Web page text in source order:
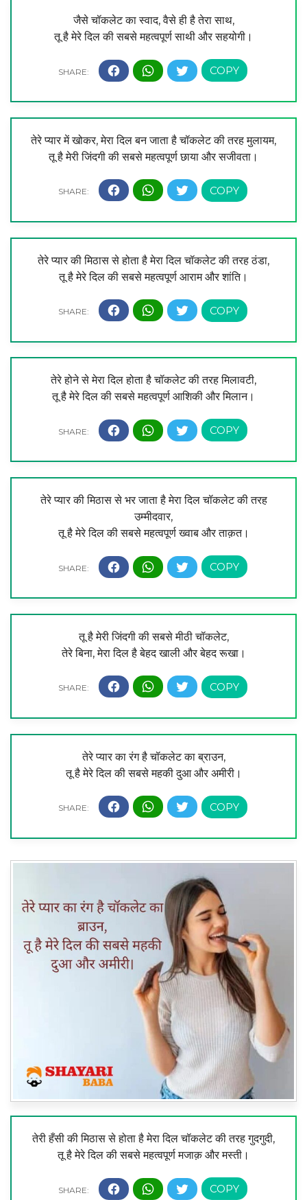
जैसे चॉकलेट का स्वाद, वैसे ही है तेरा साथ,
तू है मेरे दिल की सबसे महत्वपूर्ण साथी और सहयोगी।
तेरे प्यार में खोकर, मेरा दिल बन जाता है चॉकलेट की तरह मुलायम,
तू है मेरी जिंदगी की सबसे महत्वपूर्ण छाया और सजीवता।
तेरे प्यार की मिठास से होता है मेरा दिल चॉकलेट की तरह ठंडा,
तू है मेरे दिल की सबसे महत्वपूर्ण आराम और शांति।
तेरे होने से मेरा दिल होता है चॉकलेट की तरह मिलावटी,
तू है मेरे दिल की सबसे महत्वपूर्ण आशिकी और मिलान।
तेरे प्यार की मिठास से भर जाता है मेरा दिल चॉकलेट की तरह
उम्मीदवार,
तू है मेरे दिल की सबसे महत्वपूर्ण ख्वाब और ताक़त।
तू है मेरी जिंदगी की सबसे मीठी चॉकलेट,
तेरे बिना, मेरा दिल है बेहद खाली और बेहद रूखा।
तेरे प्यार का रंग है चॉकलेट का ब्राउन,
तू है मेरे दिल की सबसे महकी दुआ और अमीरी।
तेरी हँसी की मिठास से होता है मेरा दिल चॉकलेट की तरह गुदगुदी,
तू है मेरे दिल की सबसे महत्वपूर्ण मजाक़ और मस्ती।